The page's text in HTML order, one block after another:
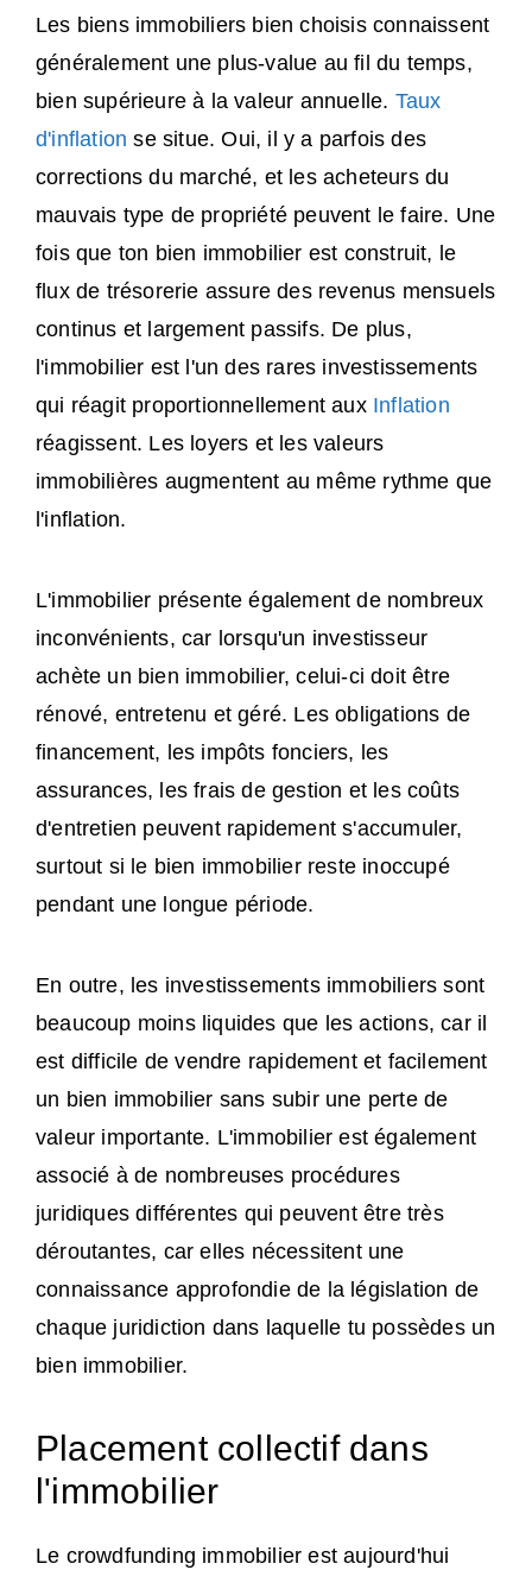
Les biens immobiliers bien choisis connaissent
généralement une plus-value au fil du temps,
bien supérieure à la valeur annuelle. Taux
d'inflation se situe. Oui, il y a parfois des
corrections du marché, et les acheteurs du
mauvais type de propriété peuvent le faire. Une
fois que ton bien immobilier est construit, le
flux de trésorerie assure des revenus mensuels
continus et largement passifs. De plus,
l'immobilier est l'un des rares investissements
qui réagit proportionnellement aux Inflation
réagissent. Les loyers et les valeurs
immobilières augmentent au même rythme que
l'inflation.
L'immobilier présente également de nombreux
inconvénients, car lorsqu'un investisseur
achète un bien immobilier, celui-ci doit être
rénové, entretenu et géré. Les obligations de
financement, les impôts fonciers, les
assurances, les frais de gestion et les coûts
d'entretien peuvent rapidement s'accumuler,
surtout si le bien immobilier reste inoccupé
pendant une longue période.
En outre, les investissements immobiliers sont
beaucoup moins liquides que les actions, car il
est difficile de vendre rapidement et facilement
un bien immobilier sans subir une perte de
valeur importante. L'immobilier est également
associé à de nombreuses procédures
juridiques différentes qui peuvent être très
déroutantes, car elles nécessitent une
connaissance approfondie de la législation de
chaque juridiction dans laquelle tu possèdes un
bien immobilier.
Placement collectif dans
l'immobilier
Le crowdfunding immobilier est aujourd'hui